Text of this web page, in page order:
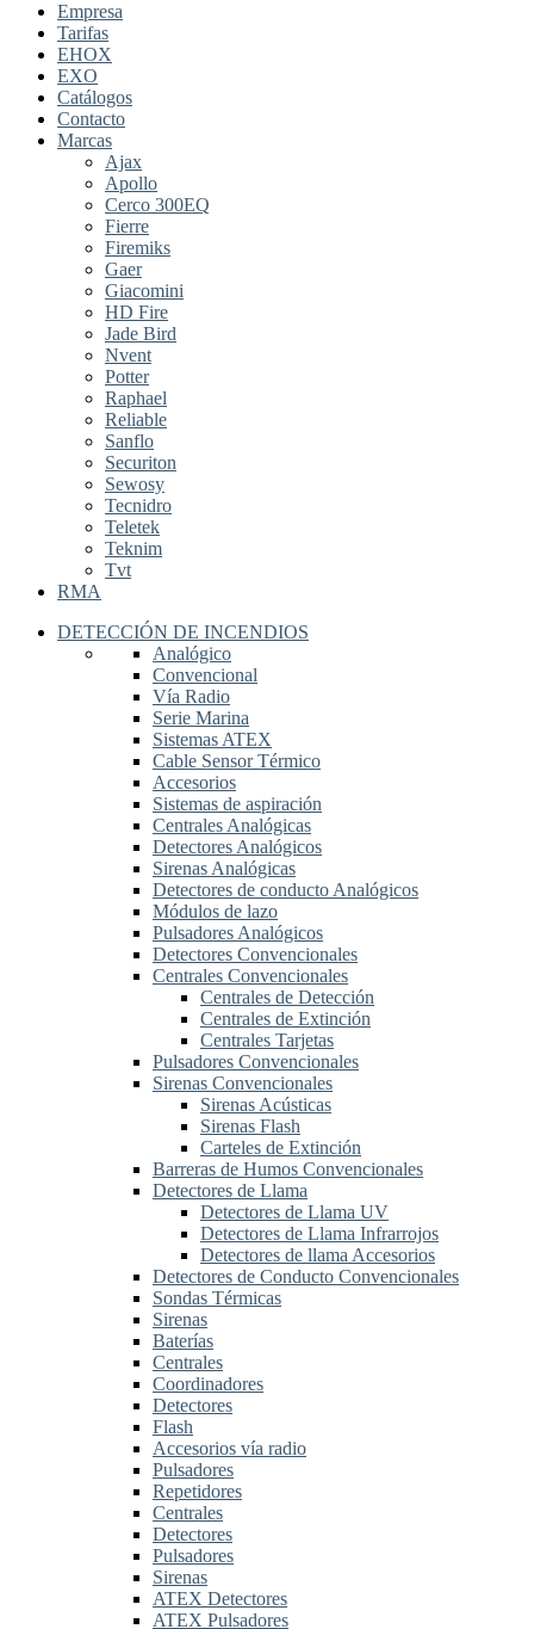
Empresa
Tarifas
EHOX
EXO
Catálogos
Contacto
Marcas
Ajax
Apollo
Cerco 300EQ
Fierre
Firemiks
Gaer
Giacomini
HD Fire
Jade Bird
Nvent
Potter
Raphael
Reliable
Sanflo
Securiton
Sewosy
Tecnidro
Teletek
Teknim
Tvt
RMA
DETECCIÓN DE INCENDIOS
Analógico
Convencional
Vía Radio
Serie Marina
Sistemas ATEX
Cable Sensor Térmico
Accesorios
Sistemas de aspiración
Centrales Analógicas
Detectores Analógicos
Sirenas Analógicas
Detectores de conducto Analógicos
Módulos de lazo
Pulsadores Analógicos
Detectores Convencionales
Centrales Convencionales
Centrales de Detección
Centrales de Extinción
Centrales Tarjetas
Pulsadores Convencionales
Sirenas Convencionales
Sirenas Acústicas
Sirenas Flash
Carteles de Extinción
Barreras de Humos Convencionales
Detectores de Llama
Detectores de Llama UV
Detectores de Llama Infrarrojos
Detectores de llama Accesorios
Detectores de Conducto Convencionales
Sondas Térmicas
Sirenas
Baterías
Centrales
Coordinadores
Detectores
Flash
Accesorios vía radio
Pulsadores
Repetidores
Centrales
Detectores
Pulsadores
Sirenas
ATEX Detectores
ATEX Pulsadores